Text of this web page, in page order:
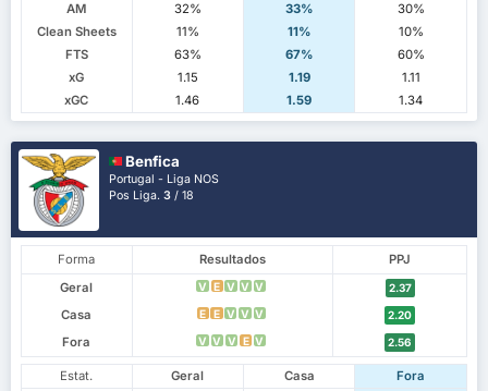
AM
32% 33%
30%
Clean Sheets
11% 11%
10%
FTS
63% 67%
60%
xG
1.15 1.19
1.11
xGC
1.46 1.59 1.34
Benfica
Portugal - Liga NOS
Pos Liga.3 / 18
Forma Resultados
PPJ
Geral
V E V V V 2.37
Casa E E V V V 2.20
Fora V V V E V 2.56
Estat. Geral Casa
Fora